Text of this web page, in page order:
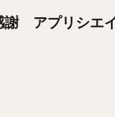
謝 アプリシエ